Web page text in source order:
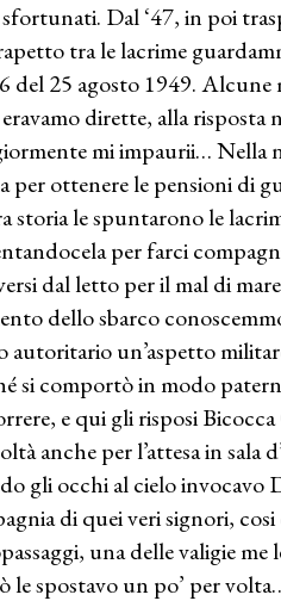
Dal ‘47, in poi
tra le lacrime
del 25 agosto 1949.
dirette, alla risposta
mi impaurii… Nella
per ottenere le pensioni di
storia le spuntarono le
per farci
dal letto per il mal di
dello sbarco
autoritario un’aspetto
si comportò in modo
e qui gli risposi
anche per l’attesa in sala
gli occhi al cielo invocavo
di quei veri signori,
una delle valigie
le spostavo un po’ per